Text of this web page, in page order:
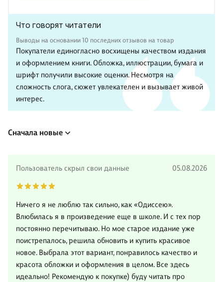
Что говорят читатели
Выводы на основании 10 последних отзывов на товар
Покупатели единогласно восхищены качеством издания
и оформлением книги. Обложка, иллюстрации, бумага и
шрифт получили высокие оценки. Несмотря на
сложность слога, сюжет увлекателен и вызывает живой
интерес.
Сначала новые
Пользователь скрыл свои данные 05.08.2026
Ничего я не люблю так сильно, как «Одиссею».
Влюбилась я в произведение еще в школе. И с тех пор
постоянно перечитываю. Но мое старое издание уже
поистрепалось, решила обновить и купить красивое
новое. Выбрала этот вариант, понравилось качество и
красота обложки и оформления в целом. Все здесь
идеально! Рекомендую к покупке) буду читать про